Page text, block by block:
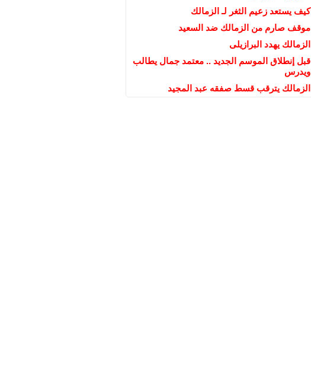
كيف يستعد زعيم الثغر لـ الزمالك
موقف صارم من الزمالك ضد السعيد
الزمالك يهدد البرازيلى
قبل إنطلاق الموسم الجديد .. معتمد جمال يطالب
ويدرس
الزمالك يترقب قسط صفقه عبد المجيد